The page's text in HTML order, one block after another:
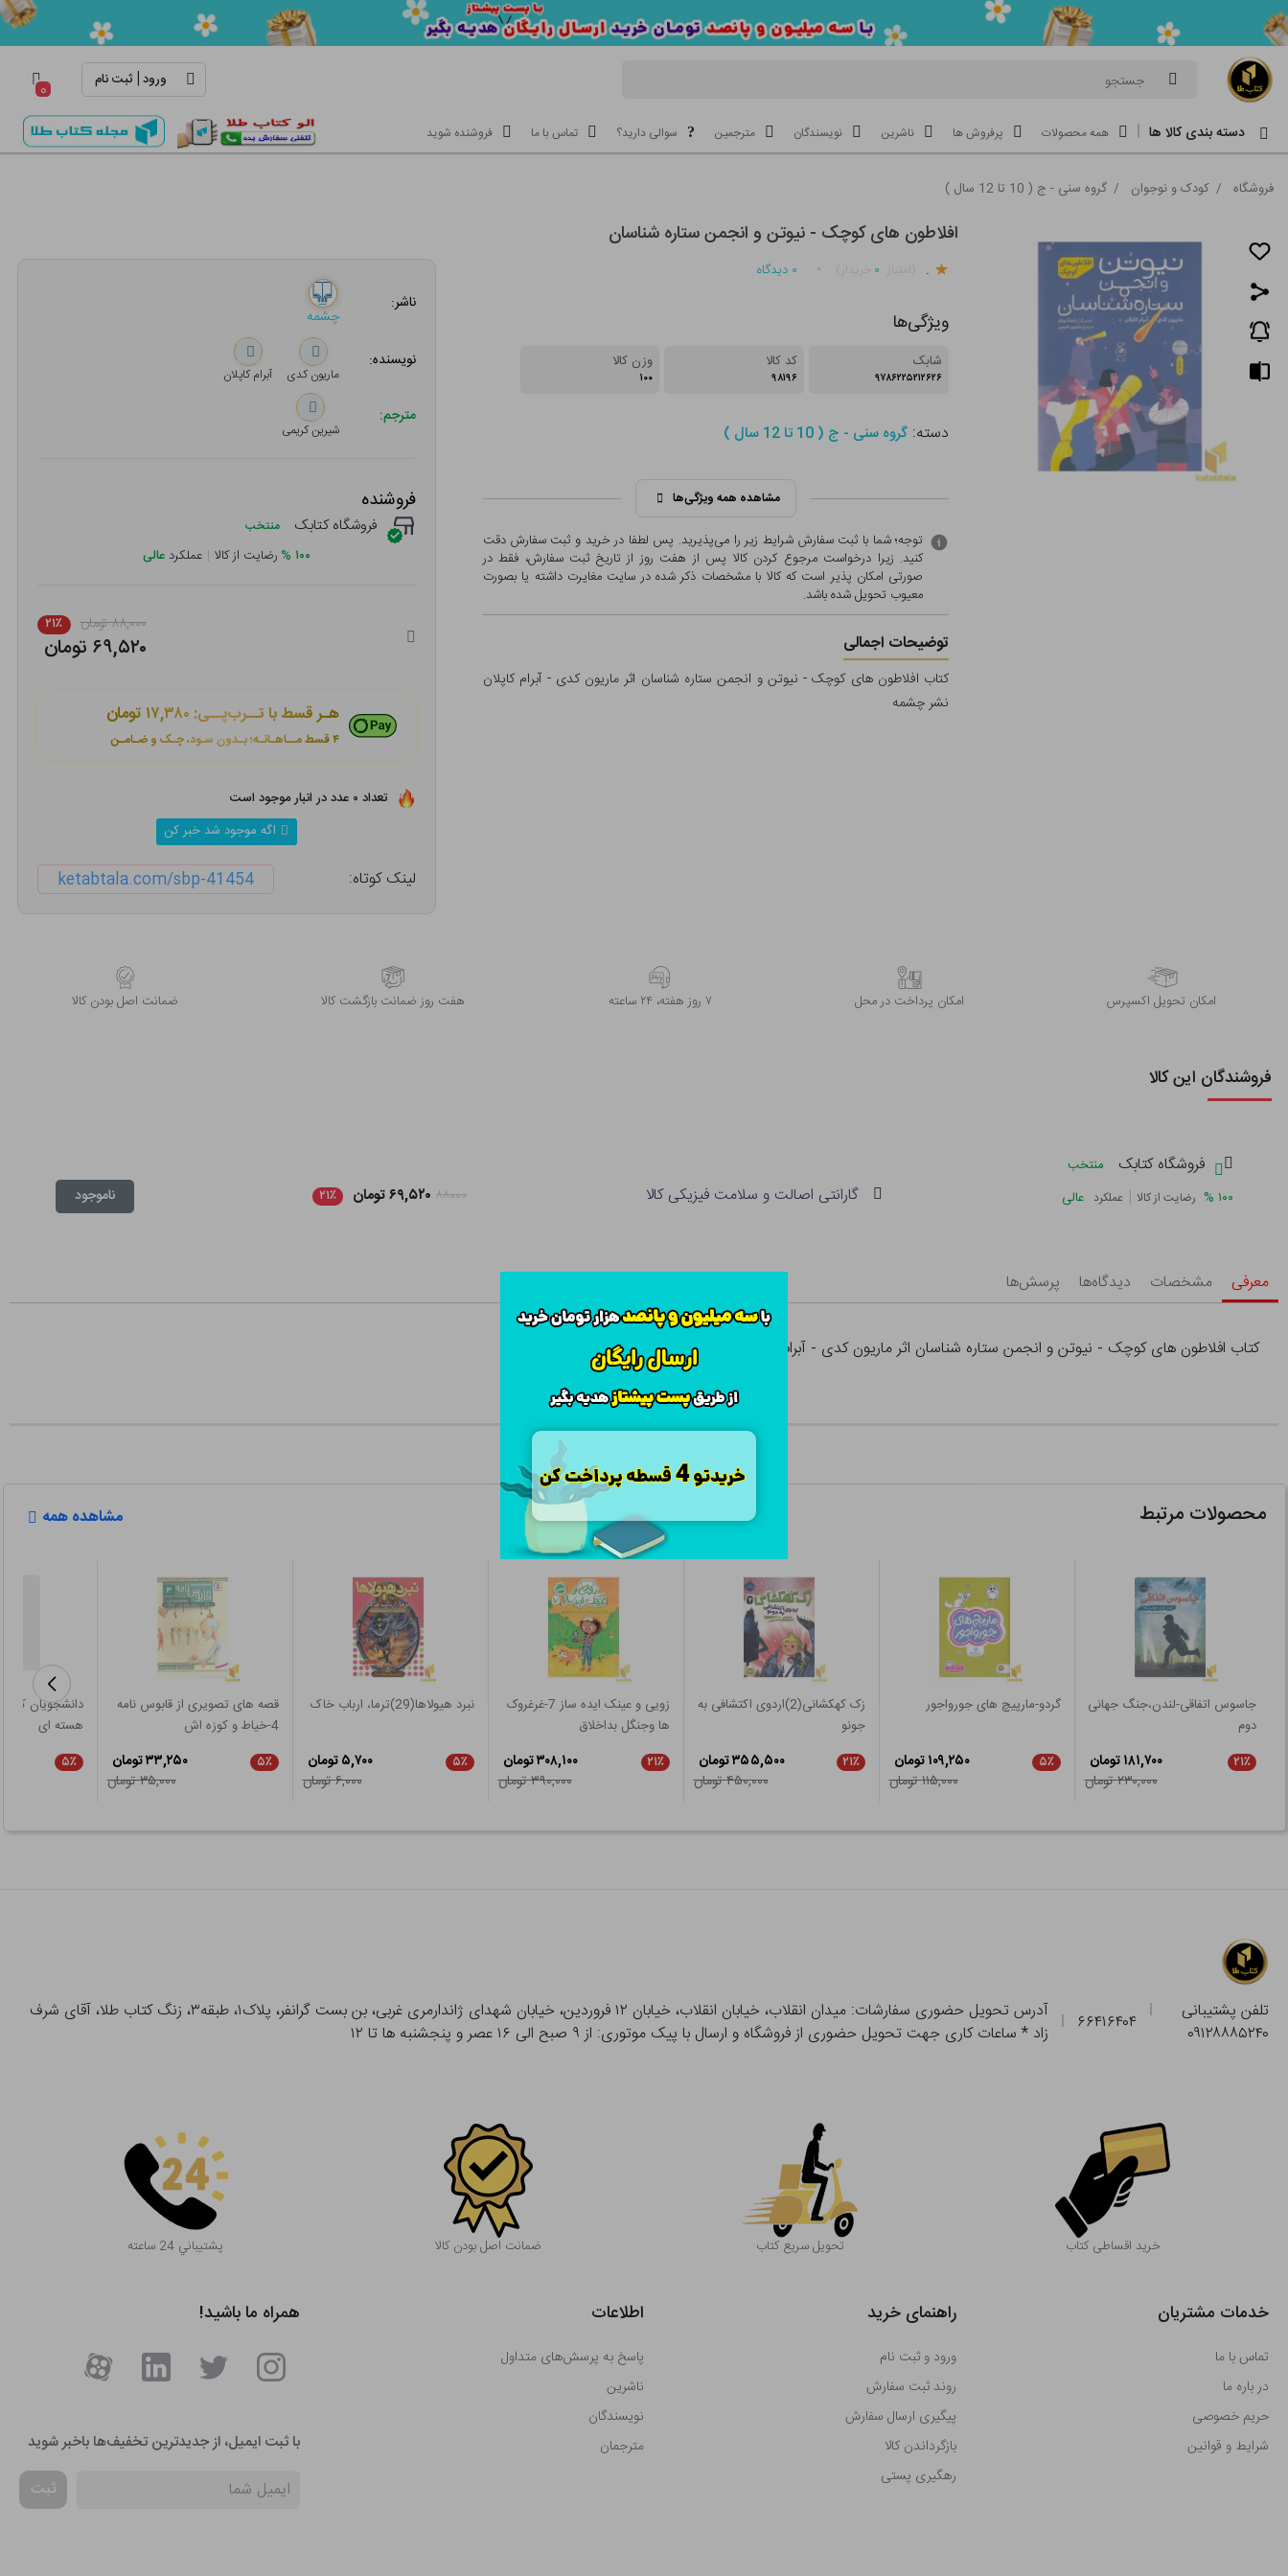
جستجو ورود| ثبت نام ۰
دسته بندی کالا ها همه محصولات پرفروش ها ناشرین نویسندگان مترجمین سوالی دارید؟ تماس با ما فروشنده شوید
فروشگاه / کودک و نوجوان / گروه سنی - ج ( 10 تا 12 سال )
افلاطون های کوچک - نیوتن و انجمن ستاره شناسان
. ۰ ۰ دیدگاه
ویژگی‌ها
شابک
۹۷۸۶۲۲۵۲۱۲۶۲۶
کد کالا
۹۸۱۹۶
وزن کالا
۱۰۰
دسته: گروه سنی - ج ( 10 تا 12 سال )
مشاهده همه ویژگی‌ها
توجه؛ شما با ثبت سفارش شرایط زیر را می‌پذیرید. پس لطفا در خرید و ثبت سفارش دقت
کنید. زیرا درخواست مرجوع کردن کالا پس از هفت روز از تاریخ ثبت سفارش، فقط در
صورتی امکان پذیر است که کالا با مشخصات ذکر شده در سایت مغایرت داشته یا بصورت
معيوب تحویل شده باشد.
توضیحات اجمالی
کتاب افلاطون های کوچک - نیوتن و انجمن ستاره شناسان اثر ماریون کدی - آبرام کاپلان
نشر چشمه
ناشر:
چشمه
نویسنده:
ماریون کدی آبرام کاپلان
مترجم:
شیرین کریمی
فروشنده
فروشگاه کتابک منتخب
۱۰۰ % رضایت از کالا | عملکرد عالی
۸۸,۰۰۰ تومان ۲۱٪
۶۹,۵۲۰ تومان
هـر قسط با تــرب‌پــی: ۱۷,۳۸۰ تومان
۴ قسط مــاهـانـه؛ بـدون سـود، چـک و ضـامـن
تعداد ۰ عدد در انبار موجود است
اگه موجود شد خبر کن
لینک کوتاه: ketabtala.com/sbp-41454
اﻣﮑﺎن ﺗﺤﻮﯾﻞ اﮐﺴﭙﺮس امکان پرداخت در محل ۷ روز ﻫﻔﺘﻪ، ۲۴ ﺳﺎﻋﺘﻪ هفت روز ضمانت بازگشت کالا ﺿﻤﺎﻧﺖ اﺻﻞ ﺑﻮدن ﮐﺎﻟﺎ
فروشندگان این کالا
فروشگاه کتابک
منتخب
۱۰۰ % رضایت از کالا | عملکرد عالی گارانتی اصالت و سلامت فیزیکی کالا ۸۸۰۰۰ ۶۹,۵۲۰ تومان ۲۱٪ ناموجود
معرفی مشخصات دیدگاه‌ها پرسش‌ها
کتاب افلاطون های کوچک - نیوتن و انجمن ستاره شناسان اثر ماریون کدی - آبرام کاپلان نشر چشمه
محصولات مرتبط مشاهده همه
جاسوس اتفاقی-لندن،جنگ جهانی
دوم
۲۱٪
۱۸۱,۷۰۰ تومان
۲۳۰,۰۰۰ تومان
گردو-مارپیچ های جورواجور
۵٪
۱۰۹,۲۵۰ تومان
۱۱۵,۰۰۰ تومان
زک کهکشانی(2)اردوی اکتشافی به
جونو
۲۱٪
۳۵۵,۵۰۰ تومان
۴۵۰,۰۰۰ تومان
زویی و عینک ایده ساز 7-غرغروک
ها وجنگل بداخلاق
۲۱٪
۳۰۸,۱۰۰ تومان
۳۹۰,۰۰۰ تومان
نبرد هیولاها(29)ترما، ارباب خاک
۵٪
۵,۷۰۰ تومان
۶,۰۰۰ تومان
قصه های تصویری از قابوس نامه
4-خیاط و کوزه اش
۵٪
۳۳,۲۵۰ تومان
۳۵,۰۰۰ تومان
هسته ای
۵٪
تلفن پشتیبانی
۰۹۱۲۸۸۸۵۲۴۰
۶۶۴۱۶۴۰۴
آدرس تحویل حضوری سفارشات: میدان انقلاب، خیابان انقلاب، خیابان ۱۲ فروردین، خیابان شهدای ژاندارمری غربی، بن بست گرانفر، پلاک۱، طبقه۳، زنگ کتاب طلا، آقای شرف
زاد * ساعات کاری جهت تحویل حضوری از فروشگاه و ارسال با پیک موتوری: از ۹ صبح الی ۱۶ عصر و پنجشنبه ها تا ۱۲
خرید اقساطی کتاب تحویل سریع کتاب
بصورت حضوری از آدرس تحویل حضوری سفارش خود را بدون هیچ هزینه ای تحویل بگیرید.
ضمانت اصل بودن کالا پشتيباني 24 ساعته
خدمات مشتریان
تماس با ما
در باره ما
حریم خصوصی
شرایط و قوانین
راهنمای خرید
ورود و ثبت نام
روند ثبت سفارش
پیگیری ارسال سفارش
بازگرداندن کالا
رهگیری پستی
اطلاعات
پاسخ به پرسش‌های متداول
ناشرین
نویسندگان
مترجمان
همراه ما باشید!
با ثبت ایمیل، از جدید‌ترین تخفیف‌ها با‌خبر شوید
ثبت